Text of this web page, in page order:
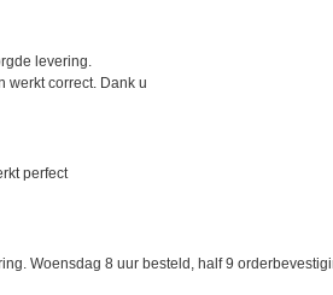
levering.
werkt correct. Dank u
perfect
Woensdag 8 uur besteld, half 9